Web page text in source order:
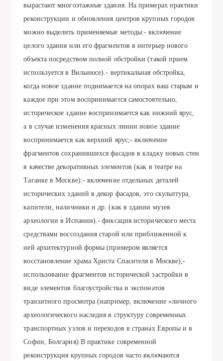
вырастают многоэтажные здания. На примерах практики
реконструкции и обновления центров крупных городов
можно выделить применяемые методы:- включение
целого здания или его фрагментов в интерьер нового
объекта посредством полной обстройки (такой прием
используется в Вильнюсе).- вертикальная обстройка,
когда новое здание поднимается на опорах ваш старым и
каждое при этом воспринимается самостоятельно,
историческое здание воспринимается как нижний ярус,
а в случае изменения красных линии новое здание
воспринимается как верхний ярус;- включение
фрагментов сохранившихся фасадов в кладку новых стен
в качестве декоративных элементов (как в театре на
Таганке в Москве):- включение отдельных деталей
исторических зданий в декор фасадов, это скульптура,
капители, наличники и др. (как в здании музея
археологии в Испании).- фиксация исторического места
средствами воссоздания старой или приближенной к
ней архитектурной формы (примером является
восстановление храма Христа Спасителя в Москве);-
использование фрагментов исторической застройки в
виде элементов благоустройства и экспонатов
транзитного просмотра (например, включение «личного
археологического наследия в структуру современных
транспортных узлов и переходов в странах Европы и в
Софии, Болгария).В практике современной
реконструкция крупных городов часто включаются